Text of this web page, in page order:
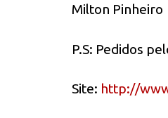
Milton Pinheiro
P.S: Pedidos
Site: http://